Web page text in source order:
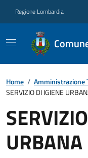
Regione Lombardia
Home / Amministrazione
SERVIZIO DI IGIENE
URBANA